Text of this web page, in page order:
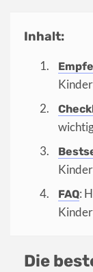
Inhalt:
FAQ:
Die